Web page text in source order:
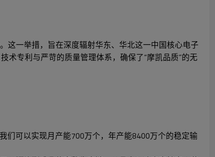
这一举措，旨在深度辐射华东、华北这一中国核心电子
术专利与严苛的质量管理体系，确保了“摩凯品质”的无
们可以实现月产能700万个，年产能8400万个的稳定输